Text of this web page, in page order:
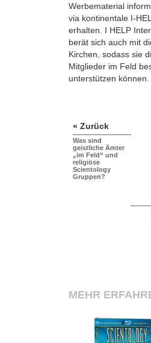
Werbematerial
via kontinentale I-
erhalten. I HELP
berät sich auch mit
Kirchen, sodass sie
Mitglieder im Feld
unterstützen können.
« Zurück
Was sind
geistliche Ämter
„im Feld“ und
religiöse
Scientology
Gruppen?
MEHR